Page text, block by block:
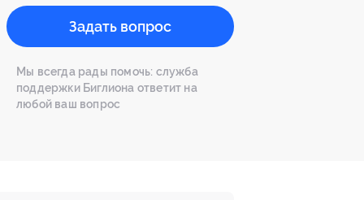
Задать вопрос
Мы всегда рады помочь: служба
поддержки Биглиона ответит на
любой ваш вопрос